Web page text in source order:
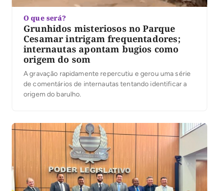
O que será?
Grunhidos misteriosos no Parque
Cesamar intrigam frequentadores;
internautas apontam bugios como
origem do som
A gravação rapidamente repercutiu e gerou uma série
de comentários de internautas tentando identificar a
origem do barulho.